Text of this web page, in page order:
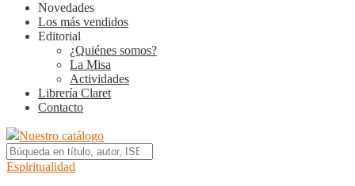
Novedades
Los más vendidos
Editorial
¿Quiénes somos?
La Misa
Actividades
Librería Claret
Contacto
Nuestro catálogo
Espiritualidad